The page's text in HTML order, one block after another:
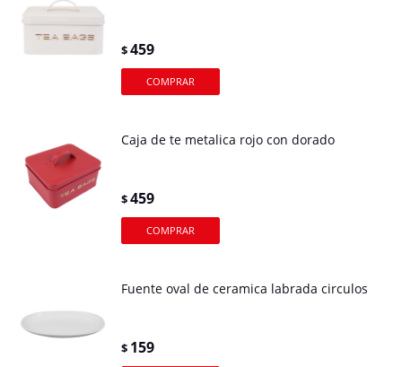
$459
Caja de te metalica rojo con dorado
$459
Fuente oval de ceramica labrada circulos
$ 159